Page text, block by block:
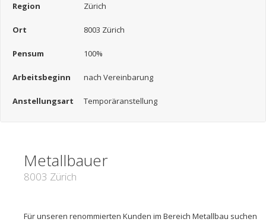
Region Zürich
Ort 8003 Zürich
Pensum 100%
Arbeitsbeginn nach Vereinbarung
Anstellungsart Temporäranstellung
Metallbauer
8003 Zürich
Für unseren renommierten Kunden im Bereich Metallbau suchen